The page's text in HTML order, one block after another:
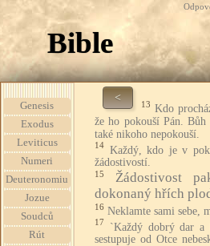
Bible
Genesis
Exodus
Leviticus
Numeri
Deuteronomiu
Jozue
Soudců
Rút
<
13 Kdo
že ho pokouší Pán.
také nikoho nepokouší.
14 Každý, kdo je v
žádostivostí.
15
Žádostivost
dokonaný hřích
16 Neklamte sami sebe,
17
`Každý dobrý dar a
sestupuje od Otce